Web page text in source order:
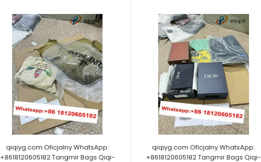
qiqiyg.com Oficjalny WhatsApp:
+8618120605182 Tangmir Bags Qiqi-
qiqiyg.com Oficjalny WhatsApp:
+8618120605182 Tangmir Bags Qiqi-